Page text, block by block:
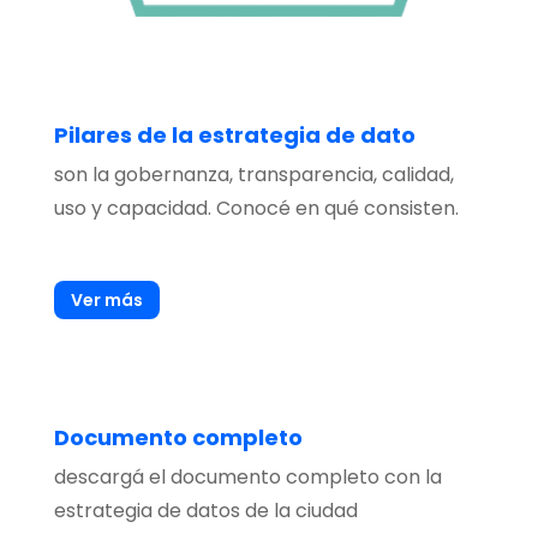
Pilares de la estrategia de dato
son la gobernanza, transparencia, calidad,
uso y capacidad. Conocé en qué consisten.
Ver más
Documento completo
descargá el documento completo con la
estrategia de datos de la ciudad